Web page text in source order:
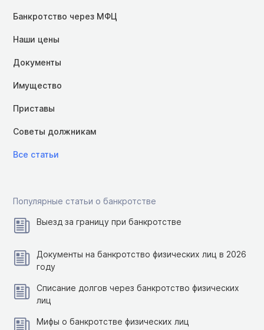
Банкротство через МФЦ
Наши цены
Документы
Имущество
Приставы
Советы должникам
Все статьи
Популярные статьи о банкротстве
Выезд за границу при банкротстве
Документы на банкротство физических лиц в 2026
году
Списание долгов через банкротство физических
лиц
Мифы о банкротстве физических лиц